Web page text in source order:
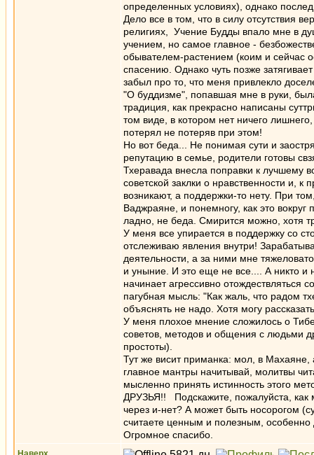
определенных условиях), однако
Дело все в том, что в силу отсутствия
религиях, Учение Будды впало мне в
учением, но самое главное -
обывателем-растением (коим и сейчас
спасению. Однако чуть позже
забыл про то, что меня привлекло
"О буддизме", попавшая мне в руки,
традиция, как прекрасно написаны
том виде, в котором нет ничего
потерял не потеряв при этом!
Но вот беда... Не понимая сути и
репутацию в семье, родители готовы
Тхеравада внесла поправки к лучшему
советской заклки о нравственности и,
возникают, а поддержки-то нету. При
Ваджраяне, и понемногу, как это
ладно, не беда. Смирится можно, хотя
У меня все упирается в поддержку со
отслеживаю явления внутри!
деятельности, а за ними мне
и уныние. И это еще не все.... А никто и
начинает агрессивно отождествляться
пагубная мысль: "Как жаль, что радом
объяснять не надо. Хотя могу
У меня плохое мнение сложилось о
советов, методов и общения с людьми
простоты).
Тут же висит приманка: мол, в Махаяне,
главное мантры начитывай, молитвы
мысленно принять истинность этого
ДРУЗЬЯ!! Подскажите, пожалуйста, как
через и-нет? А может быть носорогом
считаете ценным и полезным, особенно
Огромное спасибо.